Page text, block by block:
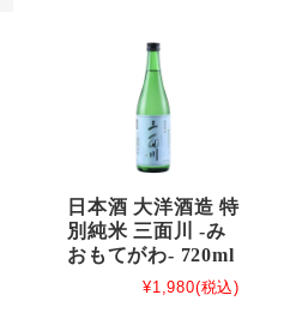
日本酒 大洋酒造 特
別純米 三面川 -み
おもてがわ- 720ml
¥1,980(税込)